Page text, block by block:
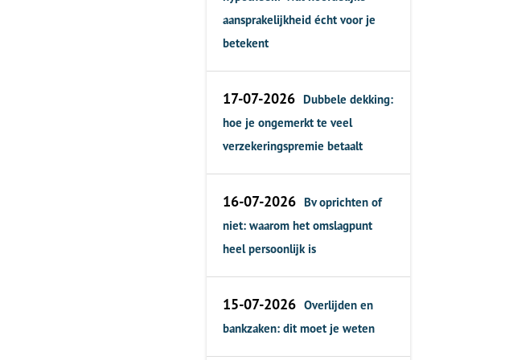
aansprakelijkheid écht voor je
betekent
17-07-2026 Dubbele dekking:
hoe je ongemerkt te veel
verzekeringspremie betaalt
16-07-2026 Bv oprichten of
niet: waarom het omslagpunt
heel persoonlijk is
15-07-2026 Overlijden en
bankzaken: dit moet je weten